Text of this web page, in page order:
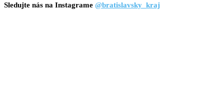
Sledujte nás na Instagrame @bratislavsky_kraj